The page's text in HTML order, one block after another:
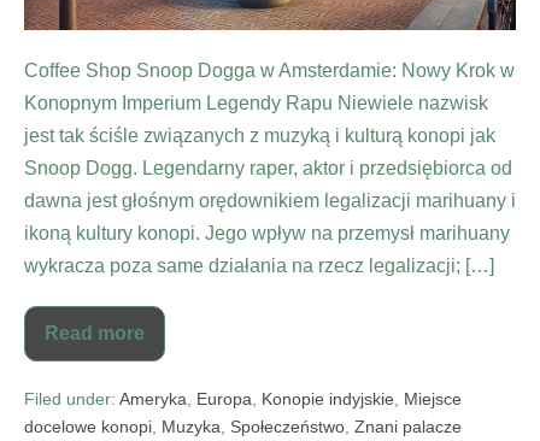
Coffee Shop Snoop Dogga w Amsterdamie: Nowy Krok w
Konopnym Imperium Legendy Rapu Niewiele nazwisk
jest tak ściśle związanych z muzyką i kulturą konopi jak
Snoop Dogg. Legendarny raper, aktor i przedsiębiorca od
dawna jest głośnym orędownikiem legalizacji marihuany i
ikoną kultury konopi. Jego wpływ na przemysł marihuany
wykracza poza same działania na rzecz legalizacji; […]
Read more
Filed under: Ameryka Europa Konopie indyjskie
Miejsce
docelowe konopi Muzyka Społeczeństwo Znani palacze